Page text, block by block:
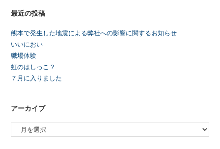
最近の投稿
熊本で発生した地震による弊社への影響に関するお知らせ
いいにおい
職場体験
虹のはしっこ？
７月に入りました
アーカイブ